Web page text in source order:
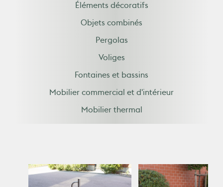
Éléments décoratifs
Objets combinés
Pergolas
Voliges
Fontaines et bassins
Mobilier commercial et d'intérieur
Mobilier thermal